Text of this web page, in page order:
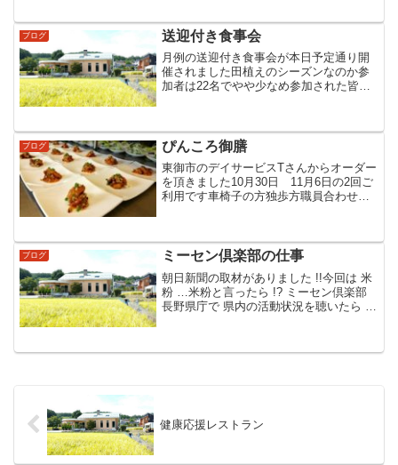
ブログ 送迎付き食事会
月例の送迎付き食事会が本日予定通り開
催されました田植えのシーズンなのか参
加者は22名でやや少なめ参加された皆さ
ましたまた来月元気で会おうﾈ～って〃食
事会を本当に楽...
ブログ ぴんころ御膳
東御市のデイサービスTさんからオーダー
を頂きました10月30日 11月6日の2回ご
利用です車椅子の方独歩方職員合わせて
いて下さい…♪○ サラダ○ 佐久鯉唐揚げ甘
酢餡掛...
ブログ ミーセン倶楽部の仕事
朝日新聞の取材がありました !!今回は 米
粉 …米粉と言ったら !? ミーセン倶楽部
長野県庁で 県内の活動状況を聴いたら や
健康応援レストラン